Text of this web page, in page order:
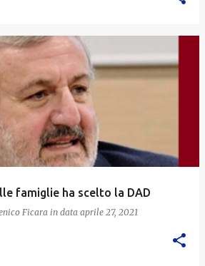
famiglie ha scelto la DAD
Ficara in data aprile 27, 2021